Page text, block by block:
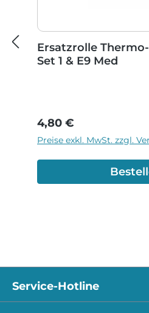
Ersatzrolle
Set 1 & E9 Med
Regulärer Preis:
4,80 €
Preise exkl. MwSt. zzgl.
Service-Hotline